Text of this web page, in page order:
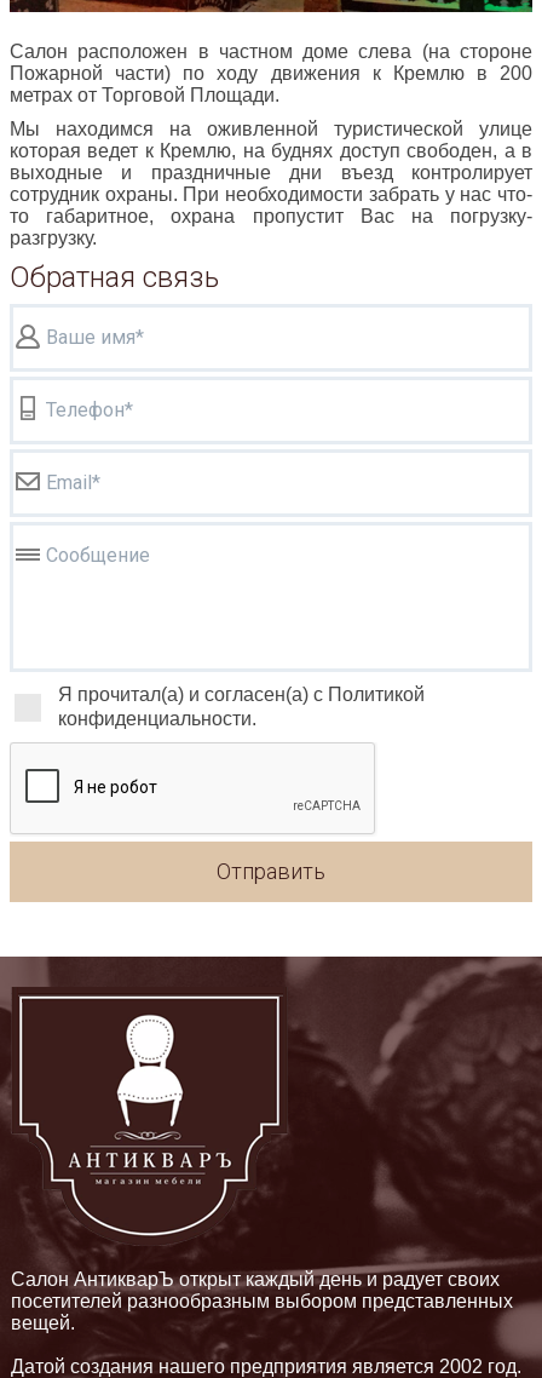
Салон расположен в частном доме слева (на стороне
Пожарной части) по ходу движения к Кремлю в 200
метрах от Торговой Площади.
Мы находимся на оживленной туристической улице
которая ведет к Кремлю, на буднях доступ свободен, а в
выходные и праздничные дни въезд контролирует
сотрудник охраны. При необходимости забрать у нас что-
то габаритное, охрана пропустит Вас на погрузку-
разгрузку.
Обратная связь
Ваше имя*
Телефон*
Email*
Сообщение
Я прочитал(а) и согласен(а) с Политикой
конфиденциальности.
Отправить
Салон АнтикварЪ открыт каждый день и радует своих
посетителей разнообразным выбором представленных
вещей.
Датой создания нашего предприятия является 2002 год.